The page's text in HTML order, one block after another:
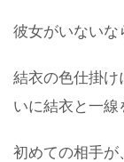
彼女がいないな
結衣の色仕掛け
いに結衣と一線
初めての相手が